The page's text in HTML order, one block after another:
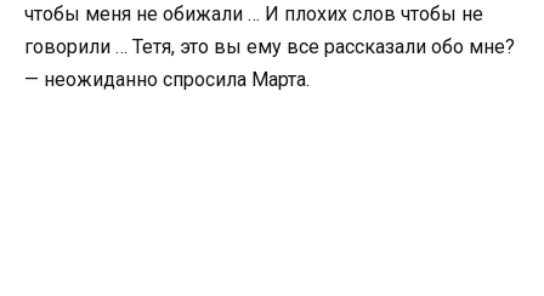
чтобы меня не обижали … И плохих слов чтобы не
говорили … Тетя, это вы ему все рассказали обо мне?
— неожиданно спросила Марта.